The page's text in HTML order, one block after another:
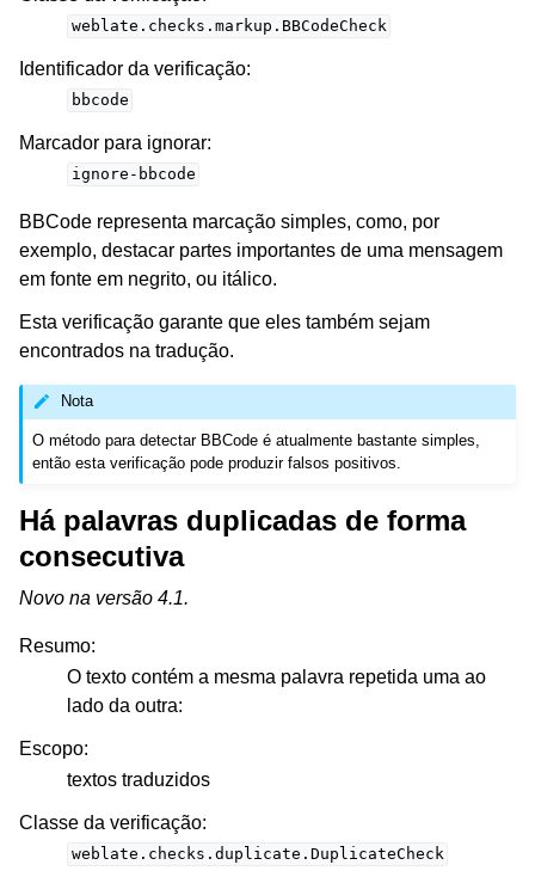
weblate.checks.markup.BBCodeCheck
Identificador da verificação:
bbcode
Marcador para ignorar:
ignore-bbcode
BBCode representa marcação simples, como, por
exemplo, destacar partes importantes de uma mensagem
em fonte em negrito, ou itálico.
Esta verificação garante que eles também sejam
encontrados na tradução.
Nota
O método para detectar BBCode é atualmente bastante simples,
então esta verificação pode produzir falsos positivos.
Há palavras duplicadas de forma
consecutiva
Novo na versão 4.1.
Resumo:
O texto contém a mesma palavra repetida uma ao
lado da outra:
Escopo:
textos traduzidos
Classe da verificação:
weblate.checks.duplicate.DuplicateCheck